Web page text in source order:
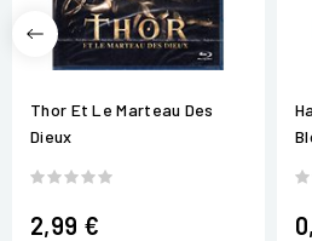
Thor Et Le Marteau Des
Dieux
2,99 €